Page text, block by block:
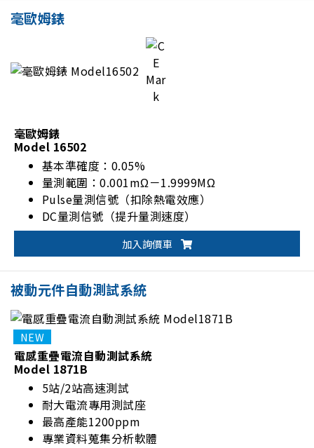
毫歐姆錶
毫歐姆錶
Model 16502
基本準確度：0.05%
量測範圍：0.001mΩ－1.9999MΩ
Pulse量測信號（扣除熱電效應）
DC量測信號（提升量測速度）
加入詢價車
被動元件自動測試系統
電感重疊電流自動測試系統
Model 1871B
5站/2站高速測試
耐大電流專用測試座
最高產能1200ppm
專業資料蒐集分析軟體